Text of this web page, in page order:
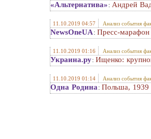
«Альтернатива» : Андрей
11.10.2019 04:57 Анализ события
NewsOneUA : Пресс-
11.10.2019 01:16 Анализ события
Украина.ру: Ищенко:
11.10.2019 01:14 Анализ события
Одна Родина : Польша, 1939